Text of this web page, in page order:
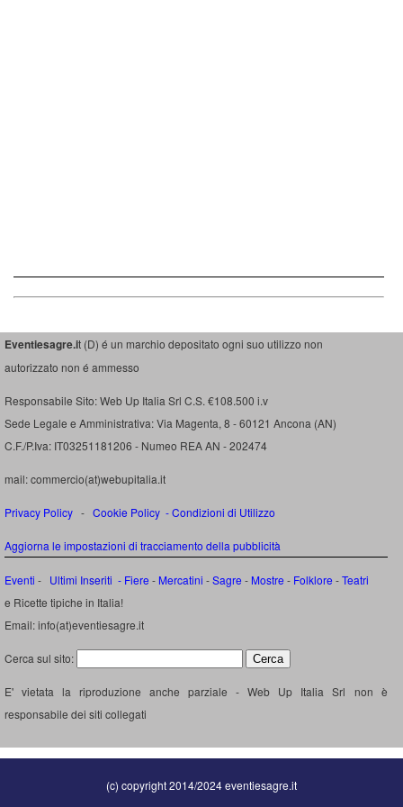
Eventiesagre.it (D) é un marchio depositato ogni suo utilizzo non
autorizzato non é ammesso
Responsabile Sito: Web Up Italia Srl C.S. €108.500 i.v
Sede Legale e Amministrativa: Via Magenta, 8 - 60121 Ancona (AN)
C.F./P.Iva: IT03251181206 - Numeo REA AN - 202474
mail: commercio(at)webupitalia.it
Privacy Policy - Cookie Policy -Condizioni di Utilizzo
Aggiorna le impostazioni di tracciamento della pubblicità
Eventi - Ultimi Inseriti - Fiere - Mercatini -Sagre - Mostre - Folklore -Teatri
e Ricette tipiche in Italia!
Email: info(at)eventiesagre.it
Cerca sul sito:
E' vietata la riproduzione anche parziale - Web Up Italia Srl non è
responsabile dei siti collegati
(c) copyright 2014/2024 eventiesagre.it